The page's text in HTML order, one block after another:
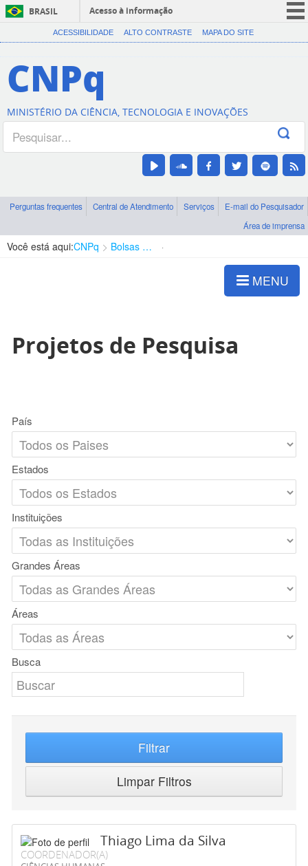
BRASIL
Acesso à informação
CORONAVÍRUS (COVID-19)
Canais
ACESSIBILIDADE ALTO CONTRASTE MAPA DO SITE
CNPq
MINISTÉRIO DA CIÊNCIA, TECNOLOGIA E INOVAÇÕES
Perguntas frequentes Central de Atendimento Serviços
E-mail do Pesquisador
Área de imprensa
Você está aqui:CNPq Bolsas e Auxílios Vigentes
MENU
Projetos de Pesquisa
País
Estados
Instituições
Grandes Áreas
Áreas
Busca
Filtrar
Limpar Filtros
Thiago Lima da Silva
COORDENADOR(A)